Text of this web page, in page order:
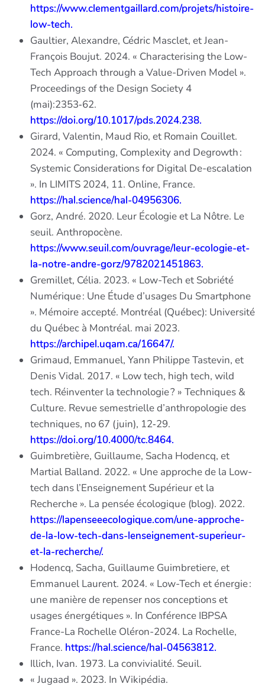
https://www.clementgaillard.com/projets/histoire-
low-tech.
Gaultier, Alexandre, Cédric Masclet, et Jean-
François Boujut. 2024. « Characterising the Low-
Tech Approach through a Value-Driven Model ».
Proceedings of the Design Society 4
(mai):2353‑62.
https://doi.org/10.1017/pds.2024.238.
Girard, Valentin, Maud Rio, et Romain Couillet.
2024. « Computing, Complexity and Degrowth :
Systemic Considerations for Digital De-escalation
». In LIMITS 2024, 11. Online, France.
https://hal.science/hal-04956306.
Gorz, André. 2020. Leur Écologie et La Nôtre. Le
seuil. Anthropocène.
https://www.seuil.com/ouvrage/leur-ecologie-et-
la-notre-andre-gorz/9782021451863.
Gremillet, Célia. 2023. « Low-Tech et Sobriété
Numérique : Une Étude d’usages Du Smartphone
». Mémoire accepté. Montréal (Québec): Université
du Québec à Montréal. mai 2023.
https://archipel.uqam.ca/16647/.
Grimaud, Emmanuel, Yann Philippe Tastevin, et
Denis Vidal. 2017. « Low tech, high tech, wild
tech. Réinventer la technologie ? » Techniques &
Culture. Revue semestrielle d’anthropologie des
techniques, no 67 (juin), 12‑29.
https://doi.org/10.4000/tc.8464.
Guimbretière, Guillaume, Sacha Hodencq, et
Martial Balland. 2022. « Une approche de la Low-
tech dans l’Enseignement Supérieur et la
Recherche ». La pensée écologique (blog). 2022.
https://lapenseeecologique.com/une-approche-
de-la-low-tech-dans-lenseignement-superieur-
et-la-recherche/.
Hodencq, Sacha, Guillaume Guimbretiere, et
Emmanuel Laurent. 2024. « Low-Tech et énergie :
une manière de repenser nos conceptions et
usages énergétiques ». In Conférence IBPSA
France-La Rochelle Oléron-2024. La Rochelle,
France. https://hal.science/hal-04563812.
Illich, Ivan. 1973. La convivialité. Seuil.
« Jugaad ». 2023. In Wikipédia.